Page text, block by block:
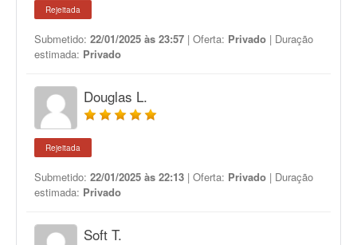
Rejeitada
Submetido: 22/01/2025 às 23:57 | Oferta: Privado | Duração
estimada: Privado
Douglas L.
Rejeitada
Submetido: 22/01/2025 às 22:13 | Oferta: Privado | Duração
estimada: Privado
Soft T.